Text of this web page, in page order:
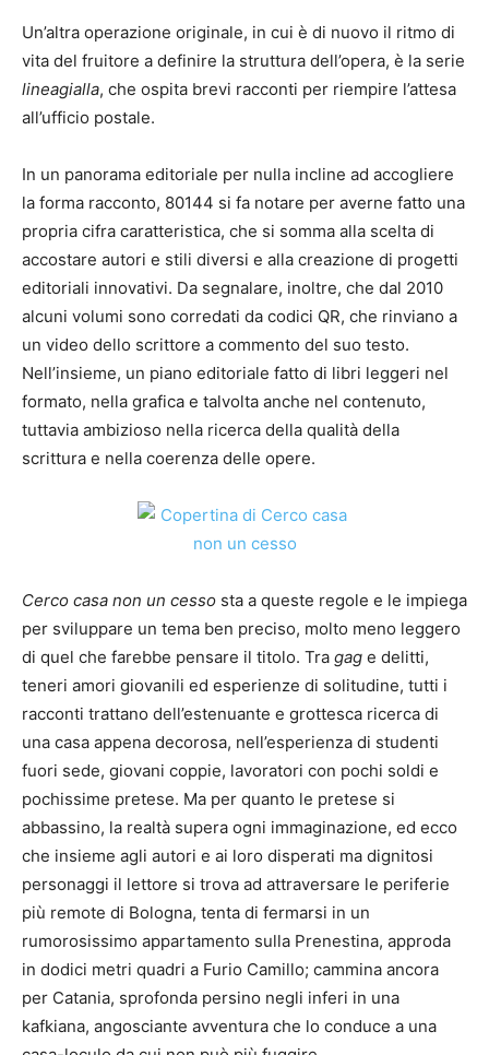
Un’altra operazione originale, in cui è di nuovo il ritmo di
vita del fruitore a definire la struttura dell’opera, è la serie
lineagialla, che ospita brevi racconti per riempire l’attesa
all’ufficio postale.
In un panorama editoriale per nulla incline ad accogliere
la forma racconto, 80144 si fa notare per averne fatto una
propria cifra caratteristica, che si somma alla scelta di
accostare autori e stili diversi e alla creazione di progetti
editoriali innovativi. Da segnalare, inoltre, che dal 2010
alcuni volumi sono corredati da codici QR, che rinviano a
un video dello scrittore a commento del suo testo.
Nell’insieme, un piano editoriale fatto di libri leggeri nel
formato, nella grafica e talvolta anche nel contenuto,
tuttavia ambizioso nella ricerca della qualità della
scrittura e nella coerenza delle opere.
Cerco casa non un cesso sta a queste regole e le impiega
per sviluppare un tema ben preciso, molto meno leggero
di quel che farebbe pensare il titolo. Tra gag e delitti,
teneri amori giovanili ed esperienze di solitudine, tutti i
racconti trattano dell’estenuante e grottesca ricerca di
una casa appena decorosa, nell’esperienza di studenti
fuori sede, giovani coppie, lavoratori con pochi soldi e
pochissime pretese. Ma per quanto le pretese si
abbassino, la realtà supera ogni immaginazione, ed ecco
che insieme agli autori e ai loro disperati ma dignitosi
personaggi il lettore si trova ad attraversare le periferie
più remote di Bologna, tenta di fermarsi in un
rumorosissimo appartamento sulla Prenestina, approda
in dodici metri quadri a Furio Camillo; cammina ancora
per Catania, sprofonda persino negli inferi in una
kafkiana, angosciante avventura che lo conduce a una